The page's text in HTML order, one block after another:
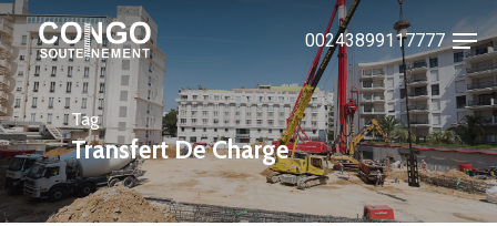
Skip
to
main
content
00243899117777
Tag
Transfert De Charge
Close
Menu